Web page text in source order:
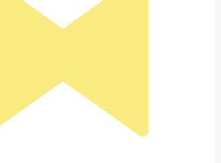
Добавить в вишлист